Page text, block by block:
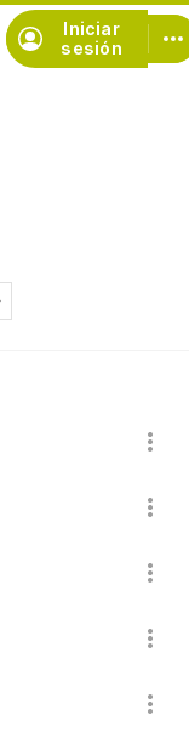
Iniciar
sesión